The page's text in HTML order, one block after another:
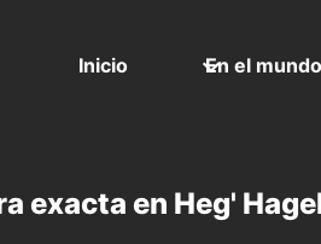
Inicio En el mundo
exacta en Heg'